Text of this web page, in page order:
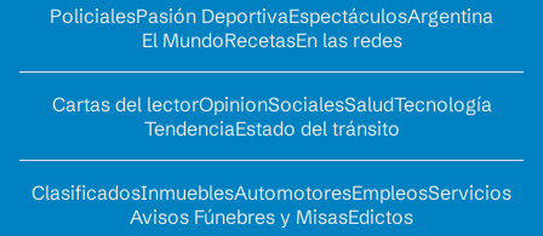
PolicialesPasión DeportivaEspectáculosArgentina
El MundoRecetasEn las redes
Cartas del lectorOpinionSocialesSaludTecnología
TendenciaEstado del tránsito
ClasificadosInmueblesAutomotoresEmpleosServicios
Avisos Fúnebres y MisasEdictos